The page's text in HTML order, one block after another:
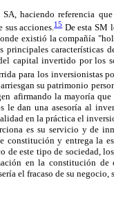
haciendo referencia
acciones.15De esta SM
existió la compañía
características
capital invertido por los
para los inversionistas
su patrimonio
afirmando la mayoría
dan una asesoría al
en la práctica el
es su servicio y de
constitución y entrega la
este tipo de sociedad,
en la constitución de
el fracaso de su